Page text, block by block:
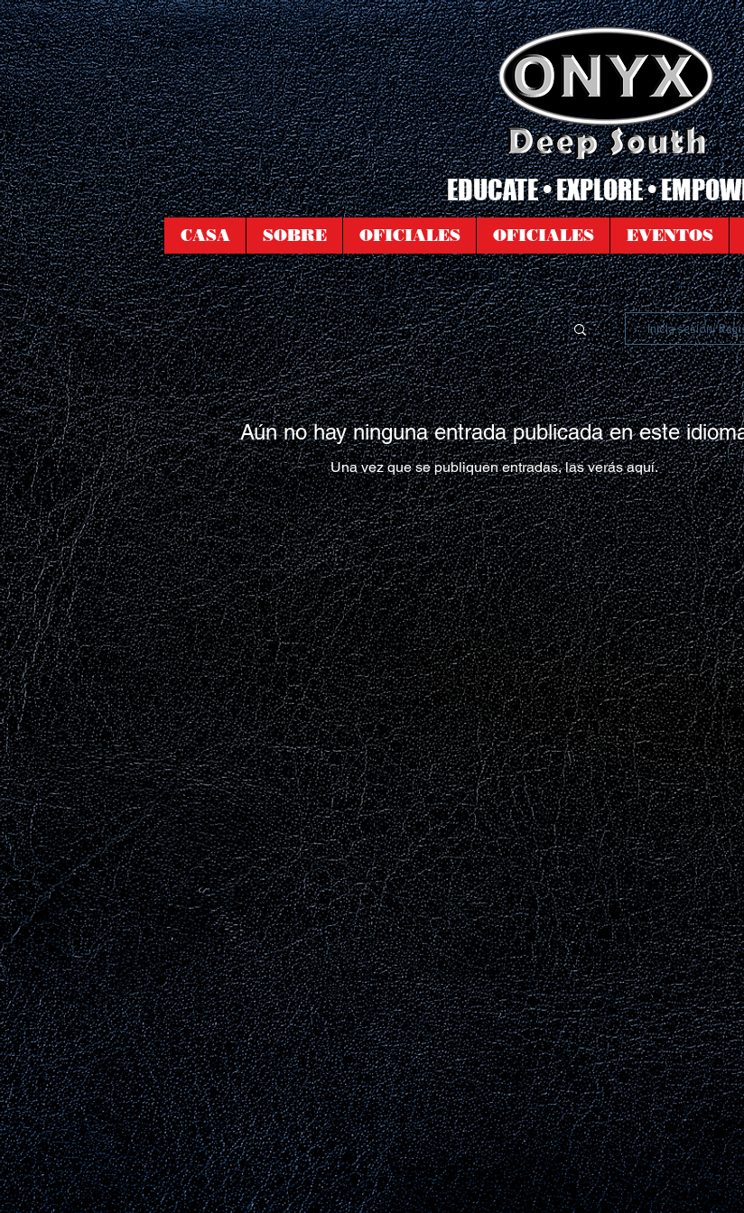
EDUCATE • EXPLORE •
CASA SOBRE OFICIALES OFICIALES EVENTOS
Inicia sesión/
Aún no hay ninguna entrada publicada en este
Una vez que se publiquen entradas, las verás aquí.